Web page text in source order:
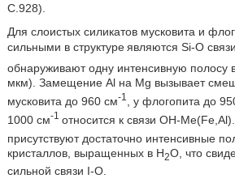
С.928).
Для слоистых силикатов мусковита и
сильными в структуреявляются Si-O
обнаруживают одну интенсивную полосу
мкм). Замещение Al на Mg вызывает
мусковита до 960 см-1 , у флогопита до
1000 см-1 относится к связи ОН-
присутствуют достаточно интенсивные
кристаллов, выращенных в Н2О, что
сильной связи I-O.